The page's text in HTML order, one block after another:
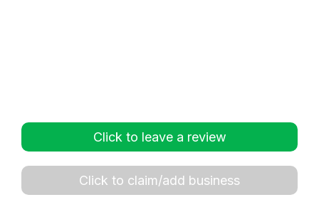
Click to leave a review
Click to claim/add business